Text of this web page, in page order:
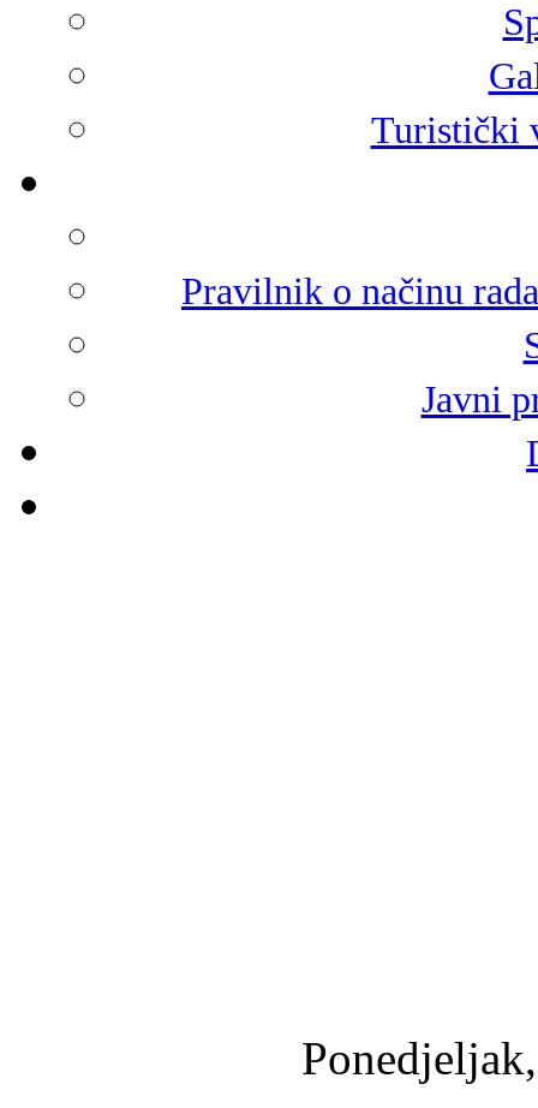
Turistički
Pravilnik o načinu
Javni